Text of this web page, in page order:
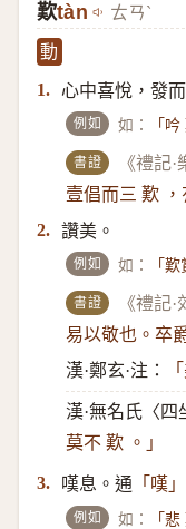
歎tàn ㄊㄢˋ
動
1. 心中喜悅，發
例如 如： 「吟
書證 《禮記·
壹倡而三 歎 ，
2. 讚美。
例如 如： 「歎
書證 《禮記·
易以敬也。卒
漢·鄭玄·注：
漢·無名氏〈四
莫不 歎 。」
3. 嘆息。通 「嘆」
例如 如： 「悲